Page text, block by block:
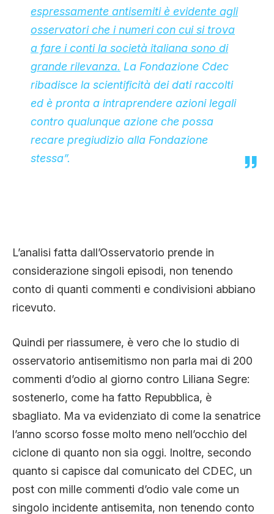
espressamente antisemiti è evidente agli
osservatori che i numeri con cui si trova
a fare i conti la società italiana sono di
grande rilevanza. La Fondazione Cdec
ribadisce la scientificità dei dati raccolti
ed è pronta a intraprendere azioni legali
contro qualunque azione che possa
recare pregiudizio alla Fondazione
stessa”.
L’analisi fatta dall’Osservatorio prende in
considerazione singoli episodi, non tenendo
conto di quanti commenti e condivisioni abbiano
ricevuto.
Quindi per riassumere, è vero che lo studio di
osservatorio antisemitismo non parla mai di 200
commenti d’odio al giorno contro Liliana Segre:
sostenerlo, come ha fatto Repubblica, è
sbagliato. Ma va evidenziato di come la senatrice
l’anno scorso fosse molto meno nell’occhio del
ciclone di quanto non sia oggi. Inoltre, secondo
quanto si capisce dal comunicato del CDEC, un
post con mille commenti d’odio vale come un
singolo incidente antisemita, non tenendo conto